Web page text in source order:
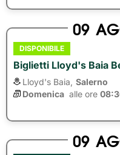
09
DISPONIBILE
Biglietti Lloyd's Baia
Lloyd's Baia, Salerno
Domenica alle ore
09